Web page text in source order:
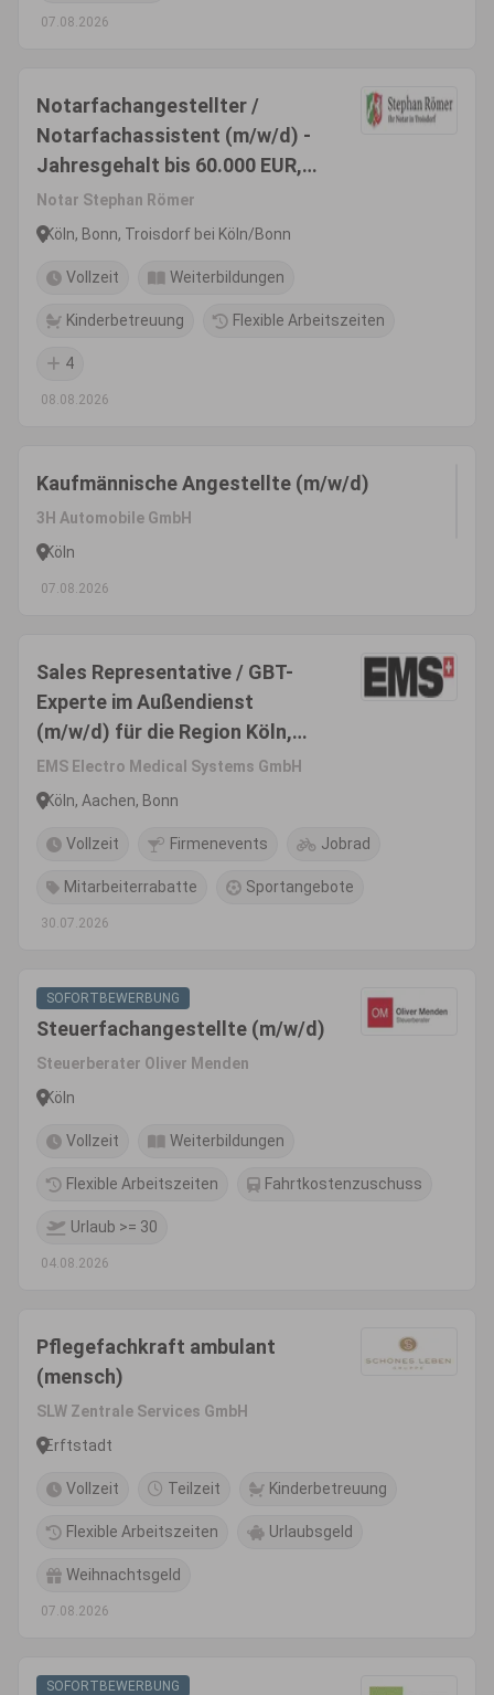
07.08.2026
Notarfachangestellter /
Notarfachassistent (m/w/d) -
Jahresgehalt bis 60.000 EUR,
Familienfreundlichkeit wird
gefördert
Notar Stephan Römer
Köln, Bonn, Troisdorf bei Köln/Bonn
Vollzeit Weiterbildungen
Kinderbetreuung Flexible Arbeitszeiten
4
08.08.2026
Kaufmännische Angestellte (m/w/d)
3H Automobile GmbH
Köln
07.08.2026
Sales Representative / GBT-
Experte im Außendienst
(m/w/d) für die Region Köln,
Bonn, Aachen -
Produktsegment Dental
EMS Electro Medical Systems GmbH
Köln, Aachen, Bonn
Vollzeit Firmenevents Jobrad
Mitarbeiterrabatte Sportangebote
30.07.2026
SOFORTBEWERBUNG
Steuerfachangestellte (m/w/d)
Steuerberater Oliver Menden
Köln
Vollzeit Weiterbildungen
Flexible Arbeitszeiten Fahrtkostenzuschuss
Urlaub >= 30
04.08.2026
Pflegefachkraft ambulant
(mensch)
SLW Zentrale Services GmbH
Erftstadt
Vollzeit Teilzeit Kinderbetreuung
Flexible Arbeitszeiten Urlaubsgeld
Weihnachtsgeld
07.08.2026
SOFORTBEWERBUNG